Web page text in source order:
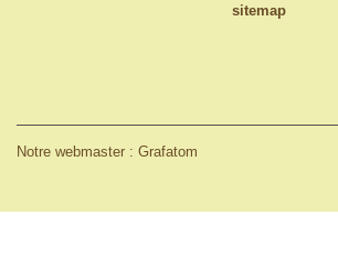
sitemap
Notre webmaster : Grafatom